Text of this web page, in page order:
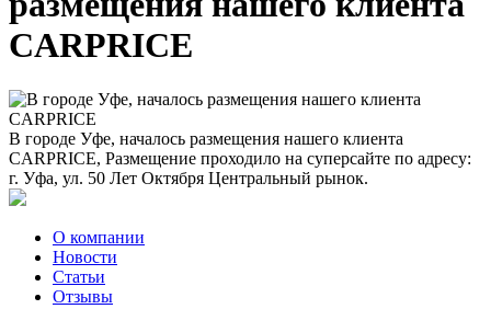
CARPRICE
В городе Уфе, началось размещения нашего клиента
CARPRICE, Размещение проходило на суперсайте по адресу:
г. Уфа, ул. 50 Лет Октября Центральный рынок.
О компании
Новости
Статьи
Отзывы